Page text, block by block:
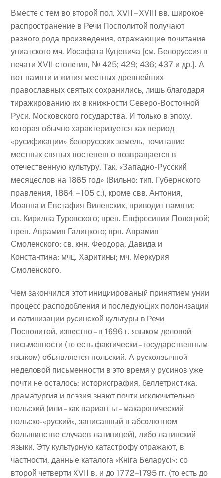
Вместе с тем во второй пол. XVII – XVIII вв. широкое
распространение в Речи Посполитой получают
разного рода произведения, отражающие почитание
униатского мч. Иосафата Куцевича [см. Белоруссия в
печати XVII столетия, № 425; 429; 436; 437 и др.]. А
вот памяти и жития местных древнейших
православных святых сохранились, лишь благодаря
тиражированию их в книжности Северо-Восточной
Руси, Московского государства. И только в эпоху,
которая обычно характеризуется как период
«русификации» белорусских земель, почитание
местных святых постепенно возвращается в
отечественную культуру. Так, «Западно-Русский
месяцеслов на 1865 год» (Вильно: тип. Губернского
правления, 1864. – 105 с.), кроме свв. Антония,
Иоанна и Евстафия Виленских, приводит памяти:
св. Кирилла Туровского; преп. Евфросинии Полоцкой;
преп. Аврамия Галицкого; прп. Аврамия
Смоленского; св. кнн. Феодора, Давида и
Константина; мчц. Харитины; мч. Меркурия
Смоленского.
Чем закончился этот инициированый принятием унии
процесс расподобления и последующих полонизации
и латинизации русинской культуры в Речи
Посполитой, известно – в 1696 г. языком деловой
письменности (то есть фактически – государственным
языком) объявляется польский. А рускоязычной
неделовой письменности в это время у русинов уже
почти не осталось: историография, беллетристика,
драматургия и поэзия знают почти исключительно
польский (или – как варианты – макаронический
польско-«руский», записанный в абсолютном
большинстве случаев латиницей), либо латинский
языки. Эту культурную катастрофу отражают, в
частности, данные каталога «Кніга Беларусі»: со
второй четверти XVII в. и до 1772–1795 гг. (то есть до